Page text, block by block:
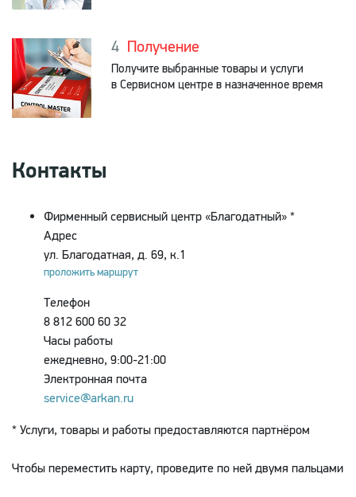
Получение
Получите выбранные товары и услуги
в Сервисном центре в назначенное время
Контакты
Фирменный сервисный центр «Благодатный» *
Адрес
ул. Благодатная, д. 69, к.1
проложить маршрут
Телефон
8 812 600 60 32
Часы работы
ежедневно, 9:00-21:00
Электронная почта
service@arkan.ru
* Услуги, товары и работы предоставляются партнёром
Чтобы переместить карту, проведите по ней двумя пальцами